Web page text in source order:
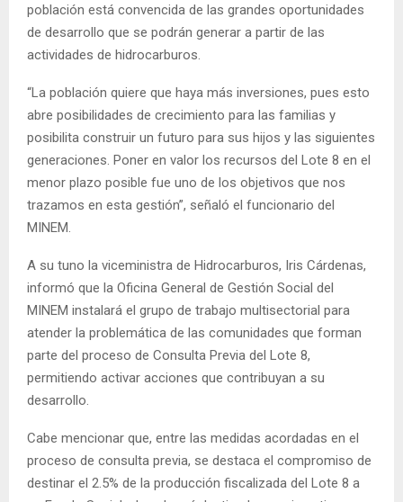
población está convencida de las grandes oportunidades
de desarrollo que se podrán generar a partir de las
actividades de hidrocarburos.
“La población quiere que haya más inversiones, pues esto
abre posibilidades de crecimiento para las familias y
posibilita construir un futuro para sus hijos y las siguientes
generaciones. Poner en valor los recursos del Lote 8 en el
menor plazo posible fue uno de los objetivos que nos
trazamos en esta gestión”, señaló el funcionario del
MINEM.
A su tuno la viceministra de Hidrocarburos, Iris Cárdenas,
informó que la Oficina General de Gestión Social del
MINEM instalará el grupo de trabajo multisectorial para
atender la problemática de las comunidades que forman
parte del proceso de Consulta Previa del Lote 8,
permitiendo activar acciones que contribuyan a su
desarrollo.
Cabe mencionar que, entre las medidas acordadas en el
proceso de consulta previa, se destaca el compromiso de
destinar el 2.5% de la producción fiscalizada del Lote 8 a